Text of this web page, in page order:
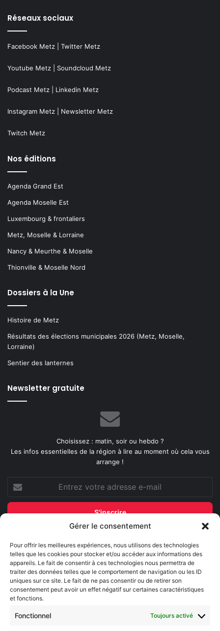
Gérer le consentement
Pour offrir les meilleures expériences, nous utilisons des technologies
telles que les cookies pour stocker et/ou accéder aux informations des
appareils. Le fait de consentir à ces technologies nous permettra de
traiter des données telles que le comportement de navigation ou les ID
uniques sur ce site. Le fait de ne pas consentir ou de retirer son
consentement peut avoir un effet négatif sur certaines caractéristiques
et fonctions.
Fonctionnel Toujours activé
Réseaux sociaux
Facebook Metz Twitter Metz
Youtube Metz Soundcloud Metz
Podcast Metz Linkedin Metz
Instagram Metz Newsletter Metz
Twitch Metz
Nos éditions
Agenda Grand Est
Agenda Moselle Est
Luxembourg & frontaliers
Metz, Moselle & Lorraine
Nancy & Meurthe & Moselle
Thionville & Moselle Nord
Dossiers à la Une
Histoire de Metz
Résultats des élections municipales 2026 (Metz, Moselle,
Lorraine)
Sentier des lanternes
Newsletter gratuite
Choisissez : matin, soir ou hebdo ?
Les infos essentielles de la région à lire au moment où cela vous
arrange !
votre
adresse
e-
Evénements
AI now
Festival Constellations Metz
Metz Plage